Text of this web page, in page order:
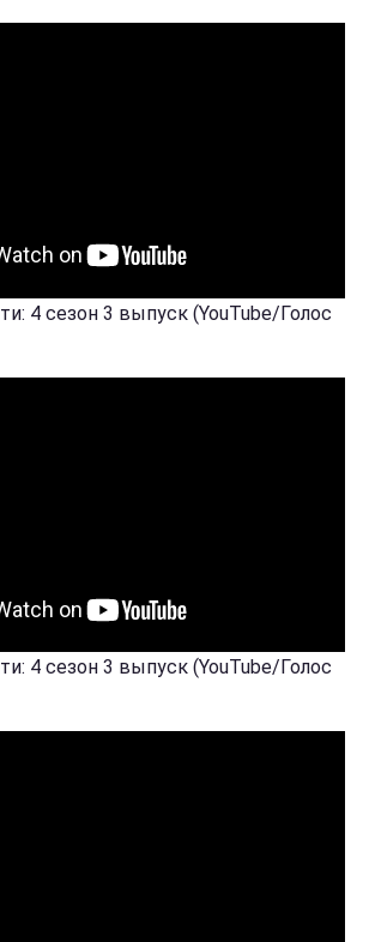
4 сезон 3 выпуск (YouTube/Голос
4 сезон 3 выпуск (YouTube/Голос